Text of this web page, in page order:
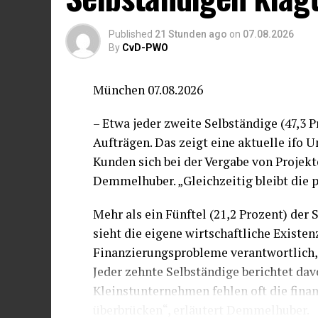
Vorleistungsgüterproduzenten
Auch im Vorquartalsvergleich weisen
Zuwachs auf (+ 2,0 Prozent), gefolgt
Im Baugewerbe entwickelte sich
1,2 Prozent im Vormonatsvergleich
(+ 0,1 Prozent) und im Ausbaugewerbe
Vorquartalsvergleich zeigten aber alle
Tiefbau, spürbare Zuwächse.
Innerhalb der Industrie wies im Juni
rückläufige Entwicklung auf. Vor allem
sowie bei den chemischen
(- 2,4 Prozent), Metallerzeugnissen (-
bearbeitung (- 2,0 Prozent) war die
die Produktion von Kfz und Kfz-Teilen
Published 21 Stunden ago on 07.08.2026
By CvD-PWO
München 07.08.2026
– Etwa jeder zweite Selbständige (47,3
Aufträgen. Das zeigt eine aktuelle ifo
Kunden sich bei der Vergabe von
Demmelhuber. „Gleichzeitig bleibt die
Mehr als ein Fünftel (21,2 Prozent)
sieht die eigene wirtschaftliche
Finanzierungsprobleme
Jeder zehnte Selbständige berichtet
Kleinstunternehmen fehlen oft die